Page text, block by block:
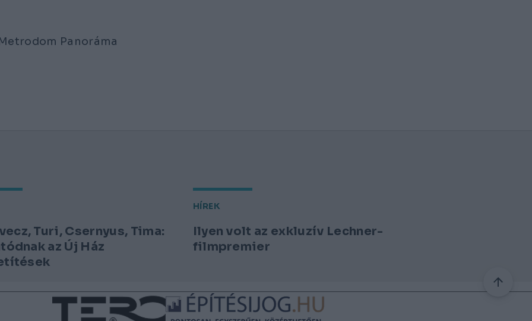
Panoráma
Turi, Csernyus, Tima:
az Új Ház
HÍREK
Ilyen volt az exkluzív Lechner-
filmpremier